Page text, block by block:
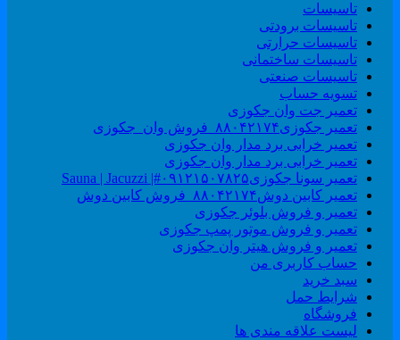
تاسیسات
تاسیسات برودتی
تاسیسات حرارتی
تاسیسات ساختمانی
تاسیسات صنعتی
تسویه حساب
تعمیر جت وان جکوزی
تعمیر جکوزی۸۸۰۴۲۱۷۴_فروش وان_جکوزی
تعمیر خرابی برد مدار وان جکوزی
تعمیر خرابی برد مدار وان جکوزی
تعمیر سونا جکوزی۰۹۱۲۱۵۰۷۸۲۵#| Sauna | Jacuzzi
تعمیر کابین دوش۸۸۰۴۲۱۷۴_فروش کابین دوش
تعمیر و فروش بلوئر جکوزی
تعمیر و فروش موتور پمپ جکوزی
تعمیر و فروش هیتر وان جکوزی
حساب کاربری من
سبد خرید
شرایط حمل
فروشگاه
لیست علاقه مندی ها